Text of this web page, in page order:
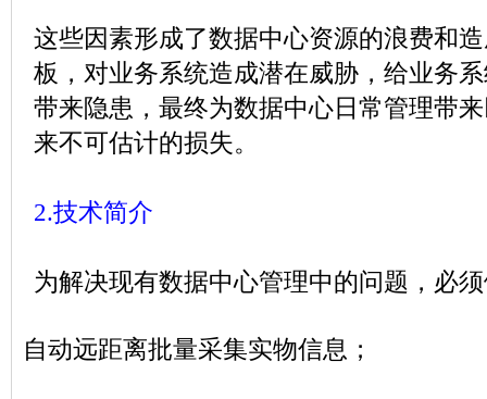
这些因素形成了数据中心资源的浪费和
板，对业务系统造成潜在威胁，给业务
带来隐患，最终为数据中心日常管理带
来不可估计的损失。
2.技术简介
为解决现有数据中心管理中的问题，必
自动远距离批量采集实物信息；